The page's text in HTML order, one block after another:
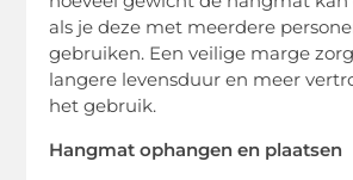
als je deze met meerdere
gebruiken. Een veilige marge
langere levensduur en meer
het gebruik.
Hangmat ophangen en plaatsen